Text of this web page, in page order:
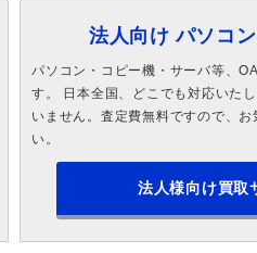
法人向け パソコ
パソコン・コピー機・サーバ等、
す。 日本全国、どこでも対応いた
いません。査定費無料ですので、
い。
法人様向け買取